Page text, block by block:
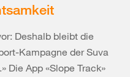
Deshalb bleibt die
Kampagne der Suva
Die App «Slope Track»